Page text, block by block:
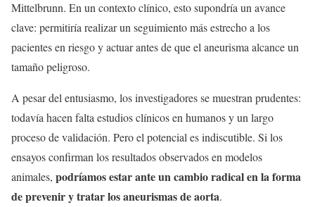
Mittelbrunn. En un contexto clínico, esto supondría un avance
clave: permitiría realizar un seguimiento más estrecho a los
pacientes en riesgo y actuar antes de que el aneurisma alcance un
tamaño peligroso.
A pesar del entusiasmo, los investigadores se muestran prudentes:
todavía hacen falta estudios clínicos en humanos y un largo
proceso de validación. Pero el potencial es indiscutible. Si los
ensayos confirman los resultados observados en modelos
animales, podríamos estar ante un cambio radical en la forma
de prevenir y tratar los aneurismas de aorta.